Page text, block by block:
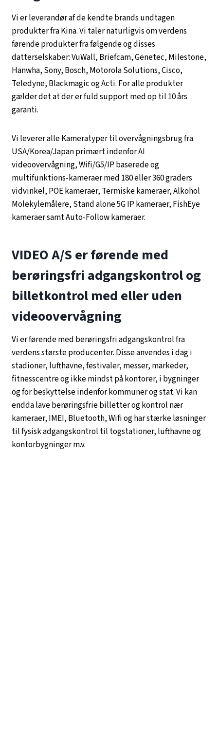
Vi er leverandør af de kendte brands undtagen
produkter fra Kina. Vi taler naturligvis om verdens
førende produkter fra følgende og disses
datterselskaber: VuWall, Briefcam, Genetec, Milestone,
Hanwha, Sony, Bosch, Motorola Solutions, Cisco,
Teledyne, Blackmagic og Acti. For alle produkter
gælder det at der er fuld support med op til 10 års
garanti.
Vi leverer alle Kameratyper til overvågningsbrug fra
USA/Korea/Japan primært indenfor AI
videoovervågning, Wifi/G5/IP baserede og
multifunktions-kameraer med 180 eller 360 graders
vidvinkel, POE kameraer, Termiske kameraer, Alkohol
Molekylemålere, Stand alone 5G IP kameraer, FishEye
kameraer samt Auto-Follow kameraer.
VIDEO A/S er førende med
berøringsfri adgangskontrol og
billetkontrol med eller uden
videoovervågning
Vi er førende med berøringsfri adgangskontrol fra
verdens største producenter. Disse anvendes i dag i
stadioner, lufthavne, festivaler, messer, markeder,
fitnesscentre og ikke mindst på kontorer, i bygninger
og for beskyttelse indenfor kommuner og stat. Vi kan
endda lave berøringsfrie billetter og kontrol nær
kameraer, IMEI, Bluetooth, Wifi og har stærke løsninger
til fysisk adgangskontrol til togstationer, lufthavne og
kontorbygninger m.v.